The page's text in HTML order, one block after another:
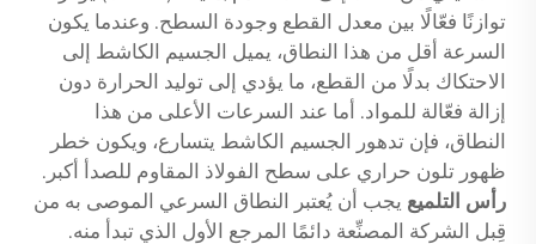
توازنًا فعّالًا بين معدل القطع وجودة السطح. وعندما يكون
السرعة أقل من هذا النطاق، يميل الجسيم الكاشط إلى
الاحتكاك بدلًا من القطع، ما يؤدي إلى توليد الحرارة دون
إزالة فعّالة للمواد. أما عند السرعات الأعلى من هذا
النطاق، فإن تدهور الجسيم الكاشط يتسارع، ويكون خطر
ظهور تلون حراري على سطح الفولاذ المقاوم للصدأ أكبر.
رأس التلميع يجب أن يُعتبر النطاق السرعي الموصى به من
قِبل الشركة المصنِّعة دائمًا المرجع الأول الذي تبدأ منه.